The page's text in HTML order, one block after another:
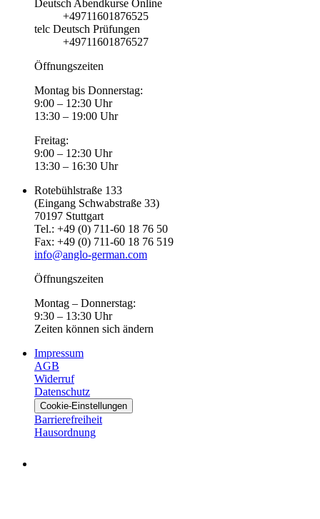
Deutsch Abendkurse Online
+49711601876525
telc Deutsch Prüfungen
+49711601876527
Öffnungszeiten
Montag bis Donnerstag:
9:00 – 12:30 Uhr
13:30 – 19:00 Uhr
Freitag:
9:00 – 12:30 Uhr
13:30 – 16:30 Uhr
Rotebühlstraße 133
(Eingang Schwabstraße 33)
70197 Stuttgart
Tel.: +49 (0) 711-60 18 76 50
Fax: +49 (0) 711-60 18 76 519
info@anglo-german.com
Öffnungszeiten
Montag – Donnerstag:
9:30 – 13:30 Uhr
Zeiten können sich ändern
Impressum
AGB
Widerruf
Datenschutz
Cookie-Einstellungen
Barrierefreiheit
Hausordnung